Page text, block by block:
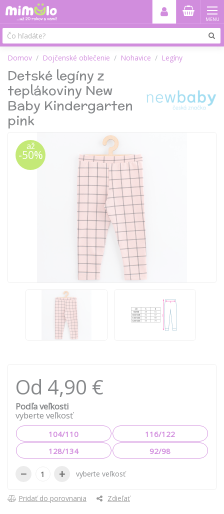
MENU
Domov Dojčenské oblečenie Nohavice Legíny
Detské legíny z
teplákoviny New
Baby Kindergarten
pink
až
-50%
Od 4,90 €
Podľa veľkosti
vyberte veľkosť
104/110
116/122
128/134
92/98
− + vyberte veľkosť
Pridať do porovnania Zdieľať